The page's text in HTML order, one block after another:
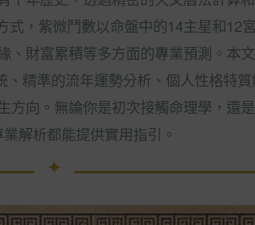
，紫微鬥數以命盤中的14主星和12
、財富累積等多方面的專業預測。本
精準的流年運勢分析、個人性格特
方向。無論你是初次接觸命理學，還
解析都能提供實用指引。